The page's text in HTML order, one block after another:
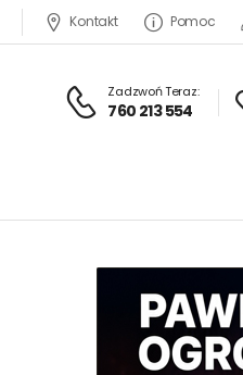
Kontakt Pomoc
Zadzwoń Teraz:
760 213 554